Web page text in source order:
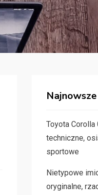
Toyota Corolla
techniczne,
sportowe
Nietypowe
oryginalne,